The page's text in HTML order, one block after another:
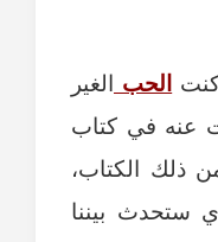
الحب
الغير
عنه في كتاب
ذلك الكتاب،
ستحدث بيننا